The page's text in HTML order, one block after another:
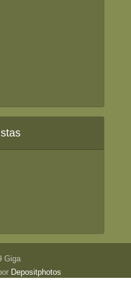
Giga
Depositphotos